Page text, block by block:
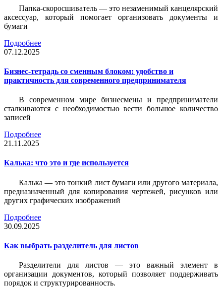
Папка-скоросшиватель — это незаменимый канцелярский
аксессуар, который помогает организовать документы и
бумаги
Подробнее
07.12.2025
Бизнес-тетрадь со сменным блоком: удобство и
практичность для современного предпринимателя
В современном мире бизнесмены и предприниматели
сталкиваются с необходимостью вести большое количество
записей
Подробнее
21.11.2025
Калька: что это и где используется
Калька — это тонкий лист бумаги или другого материала,
предназначенный для копирования чертежей, рисунков или
других графических изображений
Подробнее
30.09.2025
Как выбрать разделитель для листов
Разделители для листов — это важный элемент в
организации документов, который позволяет поддерживать
порядок и структурированность.